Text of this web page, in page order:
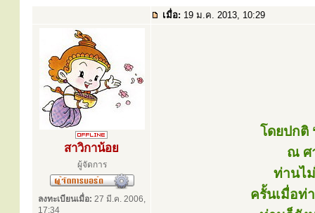
เมื่อ: 19 ม.ค. 2013, 10:29
สาวิกาน้อย
ผู้จัดการ
ลงทะเบียนเมื่อ: 27 มี.ค. 2006,
17:34
โดยปกติ
ณ ศ
ท่านไ
ครั้นเมื่อท่